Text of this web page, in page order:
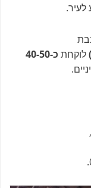
לעיר.
לוקחת
כ-40-50